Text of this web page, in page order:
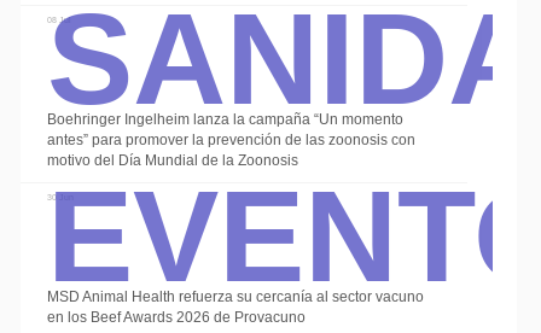
08 Jul
Boehringer Ingelheim lanza la campaña “Un momento
antes” para promover la prevención de las zoonosis con
motivo del Día Mundial de la Zoonosis
30 Jun
MSD Animal Health refuerza su cercanía al sector vacuno
en los Beef Awards 2026 de Provacuno